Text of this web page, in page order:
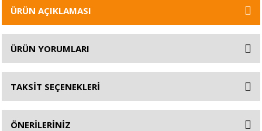
ÜRÜN AÇIKLAMASI
ÜRÜN YORUMLARI
TAKSİT SEÇENEKLERİ
ÖNERİLERİNİZ